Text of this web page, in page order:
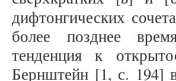
дифтонгических
более позднее
тенденция к
Бернштейн [1, с. 194]